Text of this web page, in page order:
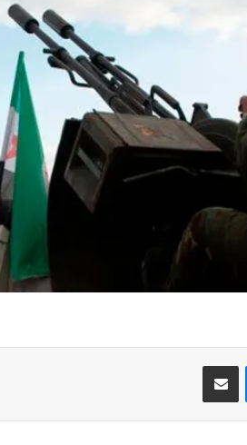
ماسنجر مشاركة عبر البريد